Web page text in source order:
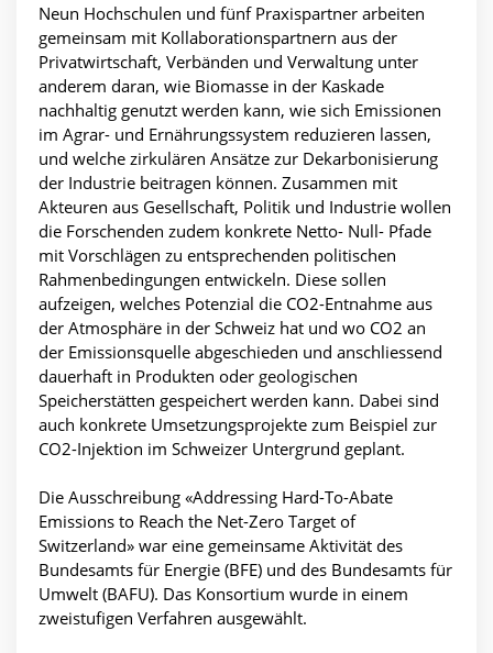
Neun Hochschulen und fünf Praxispartner arbeiten
gemeinsam mit Kollaborationspartnern aus der
Privatwirtschaft, Verbänden und Verwaltung unter
anderem daran, wie Biomasse in der Kaskade
nachhaltig genutzt werden kann, wie sich Emissionen
im Agrar- und Ernährungssystem reduzieren lassen,
und welche zirkulären Ansätze zur Dekarbonisierung
der Industrie beitragen können. Zusammen mit
Akteuren aus Gesellschaft, Politik und Industrie wollen
die Forschenden zudem konkrete Netto- Null- Pfade
mit Vorschlägen zu entsprechenden politischen
Rahmenbedingungen entwickeln. Diese sollen
aufzeigen, welches Potenzial die CO2-Entnahme aus
der Atmosphäre in der Schweiz hat und wo CO2 an
der Emissionsquelle abgeschieden und anschliessend
dauerhaft in Produkten oder geologischen
Speicherstätten gespeichert werden kann. Dabei sind
auch konkrete Umsetzungsprojekte zum Beispiel zur
CO2-Injektion im Schweizer Untergrund geplant.
Die Ausschreibung «Addressing Hard-To-Abate
Emissions to Reach the Net-Zero Target of
Switzerland» war eine gemeinsame Aktivität des
Bundesamts für Energie (BFE) und des Bundesamts für
Umwelt (BAFU). Das Konsortium wurde in einem
zweistufigen Verfahren ausgewählt.